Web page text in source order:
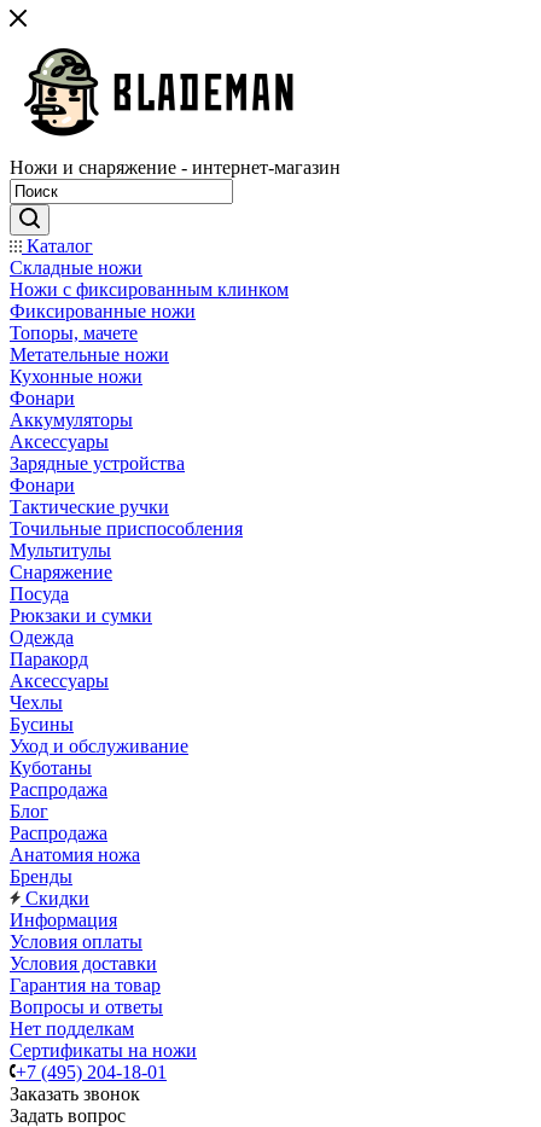
Ножи и снаряжение - интернет-магазин
Каталог
Складные ножи
Ножи с фиксированным клинком
Фиксированные ножи
Топоры, мачете
Метательные ножи
Кухонные ножи
Фонари
Аккумуляторы
Аксессуары
Зарядные устройства
Фонари
Тактические ручки
Точильные приспособления
Мультитулы
Снаряжение
Посуда
Рюкзаки и сумки
Одежда
Паракорд
Аксессуары
Чехлы
Бусины
Уход и обслуживание
Куботаны
Распродажа
Блог
Распродажа
Анатомия ножа
Бренды
Скидки
Информация
Условия оплаты
Условия доставки
Гарантия на товар
Вопросы и ответы
Нет подделкам
Сертификаты на ножи
+7 (495) 204-18-01
Заказать звонок
Задать вопрос